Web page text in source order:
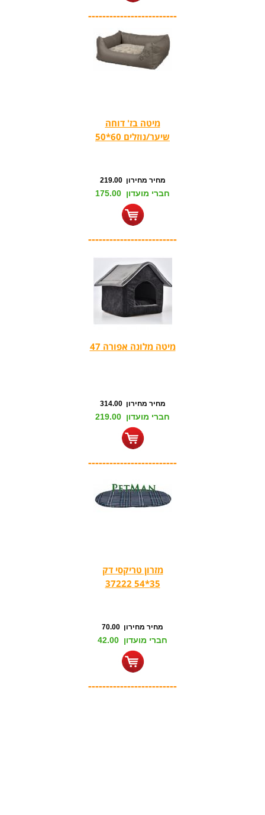
-------------------------
מיטה בז' דוחה
שיער/נוזלים 60*50
מחיר מחירון 219.00
חברי מועדון 175.00
-------------------------
מיטה מלונה אפורה 47
מחיר מחירון 314.00
חברי מועדון 219.00
-------------------------
מזרון טריקסי דק
35*54 37222
מחיר מחירון 70.00
חברי מועדון 42.00
-------------------------